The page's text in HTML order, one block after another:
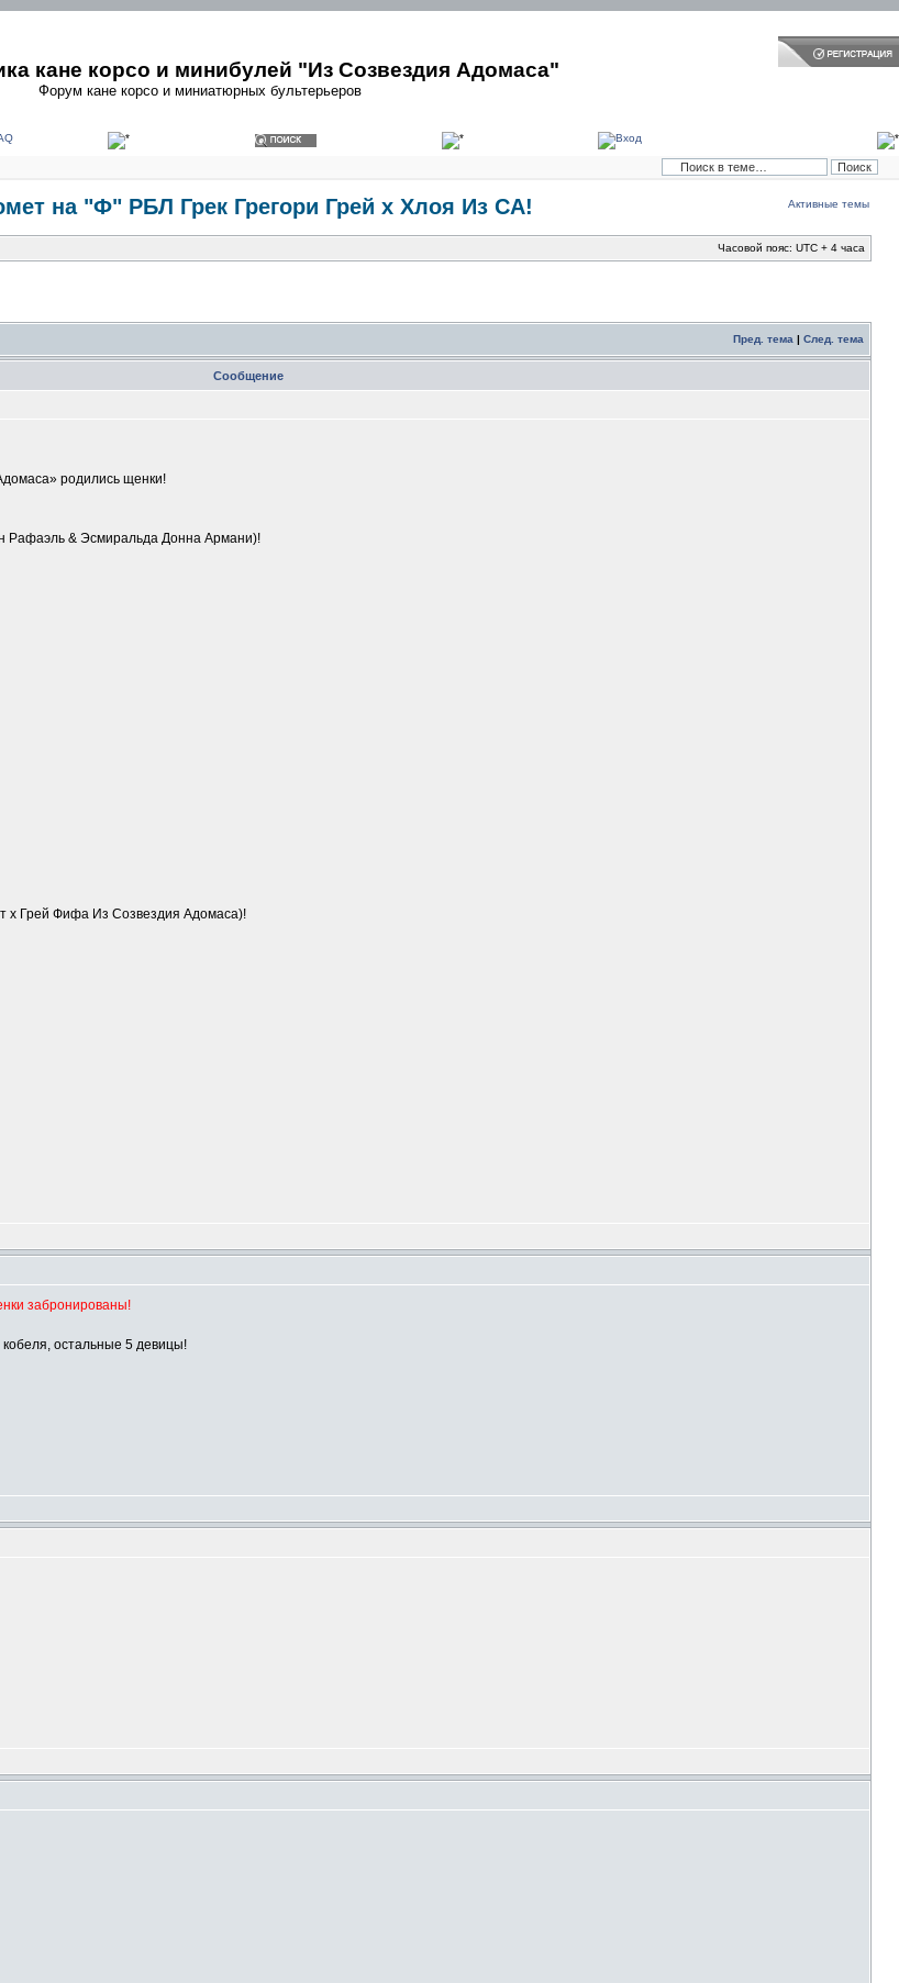
кане корсо и минибулей "Из Созвездия Адомаса"
Форум кане корсо и миниатюрных бультерьеров
на "Ф" РБЛ Грек Грегори Грей х Хлоя Из СА! Активные темы
Часовой пояс: UTC + 4 часа
Пред. тема | След. тема
Сообщение
родились щенки!
& Эсмиральда Донна Армани)!
х Грей Фифа Из Созвездия Адомаса)!
забронированы!
остальные 5 девицы!